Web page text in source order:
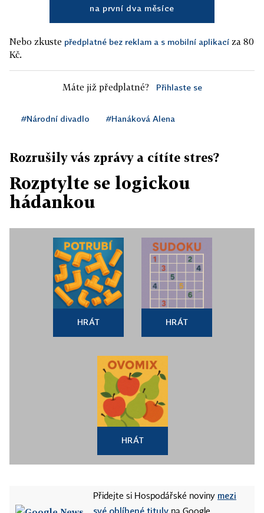
na první dva měsíce
Nebo zkuste předplatné bez reklam a s mobilní aplikací za 80
Kč.
Máte již předplatné? Přihlaste se
#Národní divadlo #Hanáková Alena
Rozrušily vás zprávy a cítíte stres?
Rozptylte se logickou
hádankou
HRÁT HRÁT
HRÁT
Přidejte si Hospodářské noviny mezi
své oblíbené tituly